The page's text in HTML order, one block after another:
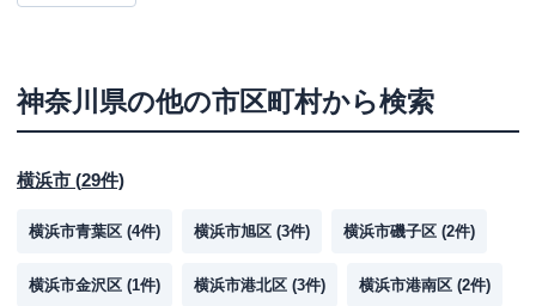
神奈川県の他の市区町村から検索
横浜市 (29件)
横浜市青葉区 (4件) 横浜市旭区 (3件) 横浜市磯子区 (2件)
横浜市金沢区 (1件) 横浜市港北区 (3件) 横浜市港南区 (2件)